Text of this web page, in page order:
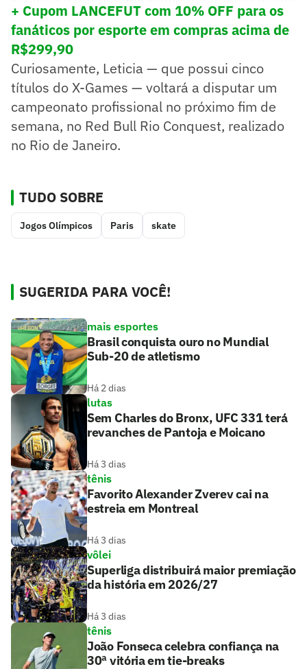
+ Cupom LANCEFUT com 10% OFF para os
fanáticos por esporte em compras acima de
R$299,90
Curiosamente, Leticia — que possui cinco
títulos do X-Games — voltará a disputar um
campeonato profissional no próximo fim de
semana, no Red Bull Rio Conquest, realizado
no Rio de Janeiro.
TUDO SOBRE
Jogos Olímpicos Paris skate
SUGERIDA PARA VOCÊ!
mais esportes
Brasil conquista ouro no Mundial
Sub-20 de atletismo
Há 2 dias
lutas
Sem Charles do Bronx, UFC 331 terá
revanches de Pantoja e Moicano
Há 3 dias
tênis
Favorito Alexander Zverev cai na
estreia em Montreal
Há 3 dias
vôlei
Superliga distribuirá maior premiação
da história em 2026/27
Há 3 dias
tênis
João Fonseca celebra confiança na
30ª vitória em tie-breaks